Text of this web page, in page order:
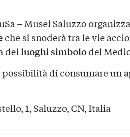
– Musei Saluzzo
che si snoderà tra le vie
deiluoghi simbolodel
di consumare un
1, Saluzzo, CN, Italia